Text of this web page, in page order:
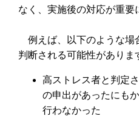
なく、実施後の対応が重要
例えば、以下のような場
判断される可能性がありま
高ストレス者と判定
の申出があったにも
行わなかった